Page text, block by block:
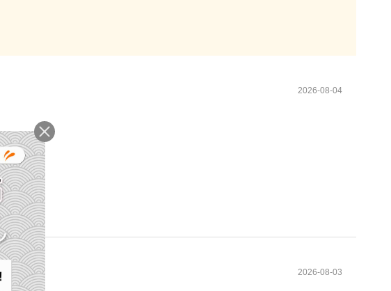
2026-08-04
2026-08-03